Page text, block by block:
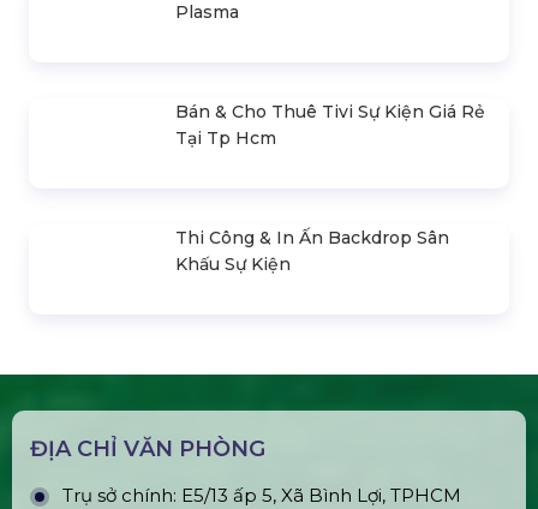
Plasma
Bán & Cho Thuê Tivi Sự Kiện Giá Rẻ
Tại Tp Hcm
Thi Công & In Ấn Backdrop Sân
Khấu Sự Kiện
ĐỊA CHỈ VĂN PHÒNG
Trụ sở chính: E5/13 ấp 5, Xã Bình Lợi, TPHCM